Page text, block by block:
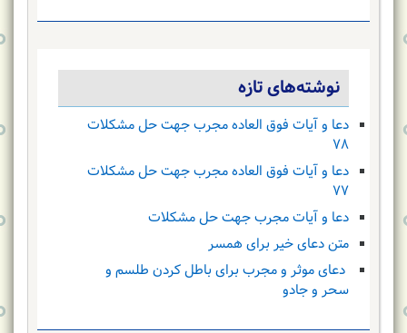
نوشته‌های تازه
دعا و آیات فوق العاده مجرب جهت حل مشکلات
۷۸
دعا و آیات فوق العاده مجرب جهت حل مشکلات
۷۷
دعا و آیات مجرب جهت حل مشکلات
متن دعای خیر برای همسر
دعای موثر و مجرب برای باطل کردن طلسم و
سحر و جادو